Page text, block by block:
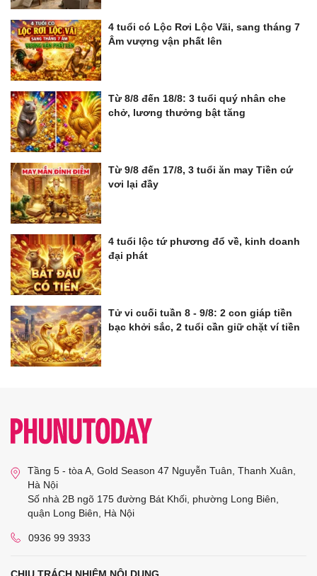
4 tuổi có Lộc Rơi Lộc Vãi, sang tháng 7
Âm vượng vận phất lên
Từ 8/8 đến 18/8: 3 tuổi quý nhân che
chở, lương thưởng bật tăng
Từ 9/8 đến 17/8, 3 tuổi ăn may Tiền cứ
vơi lại đầy
4 tuổi lộc tứ phương đổ về, kinh doanh
đại phát
Tử vi cuối tuần 8 - 9/8: 2 con giáp tiền
bạc khởi sắc, 2 tuổi cần giữ chặt ví tiền
Tầng 5 - tòa A, Gold Season 47 Nguyễn Tuân, Thanh Xuân,
Hà Nội
Số nhà 2B ngõ 175 đường Bát Khối, phường Long Biên,
quận Long Biên, Hà Nội
0936 99 3933